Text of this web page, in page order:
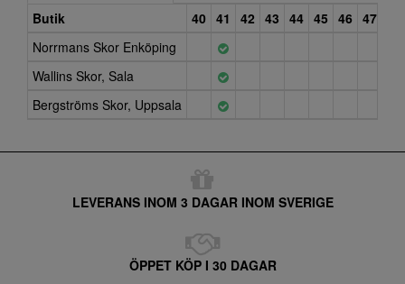
Butik
40 41 42 43 44 45 46 47
Norrmans Skor Enköping
Wallins Skor, Sala
Bergströms Skor, Uppsala
LEVERANS INOM 3 DAGAR INOM SVERIGE
ÖPPET KÖP I 30 DAGAR